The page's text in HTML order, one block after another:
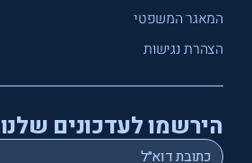
המאגר המשפטי
הצהרת נגישות
הירשמו לעדכונים שלנו
Email
*